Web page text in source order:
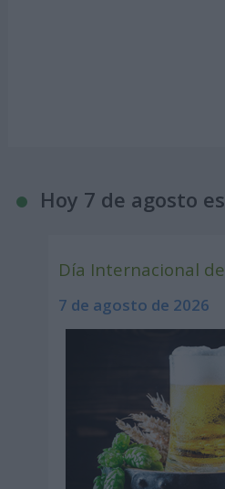
Hoy 7 de agosto
Día Internacional
7 de agosto de 2026